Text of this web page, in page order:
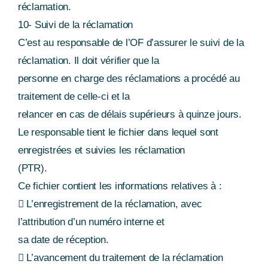
réclamation.
10- Suivi de la réclamation
C’est au responsable de l’OF d’assurer le suivi de la
réclamation. Il doit vérifier que la
personne en charge des réclamations a procédé au
traitement de celle-ci et la
relancer en cas de délais supérieurs à quinze jours.
Le responsable tient le fichier dans lequel sont
enregistrées et suivies les réclamation
(PTR).
Ce fichier contient les informations relatives à :
 L’enregistrement de la réclamation, avec
l’attribution d’un numéro interne et
sa date de réception.
 L’avancement du traitement de la réclamation